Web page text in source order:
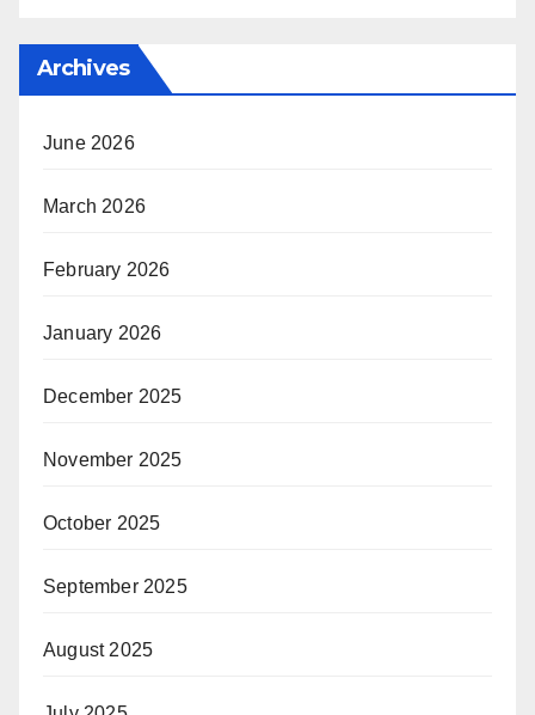
Archives
June 2026
March 2026
February 2026
January 2026
December 2025
November 2025
October 2025
September 2025
August 2025